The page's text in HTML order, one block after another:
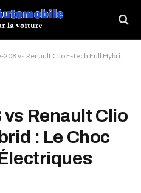
Clio E-Tech Full Hybrid : Le Choc des Citadines Électriques
Renault Clio
: Le Choc